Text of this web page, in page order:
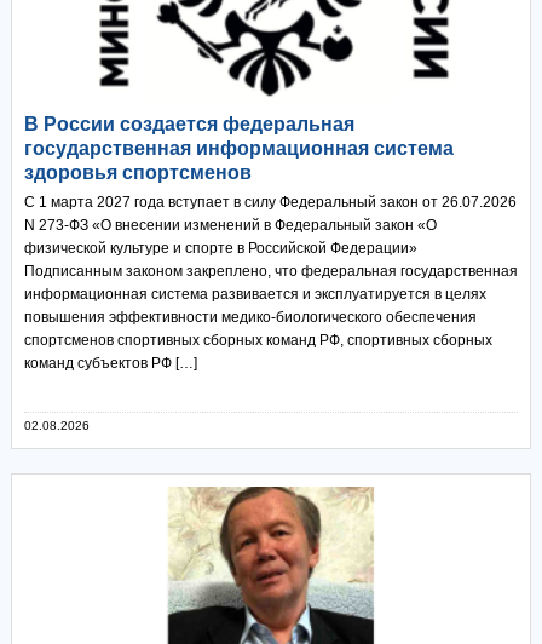
В России создается федеральная
государственная информационная система
здоровья спортсменов
С 1 марта 2027 года вступает в силу Федеральный закон от 26.07.2026
N 273-ФЗ «О внесении изменений в Федеральный закон «О
физической культуре и спорте в Российской Федерации»
Подписанным законом закреплено, что федеральная государственная
информационная система развивается и эксплуатируется в целях
повышения эффективности медико-биологического обеспечения
спортсменов спортивных сборных команд РФ, спортивных сборных
команд субъектов РФ […]
02.08.2026